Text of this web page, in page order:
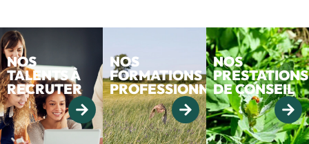
NOS
TALENTS À
RECRUTER
NOS
FORMATIONS
PROFESSIONNELLES
NOS
PRESTATIONS
DE CONSEIL